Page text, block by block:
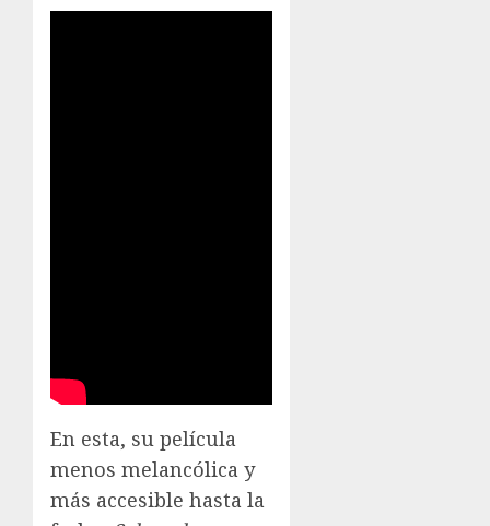
En esta, su película
menos melancólica y
más accesible hasta la